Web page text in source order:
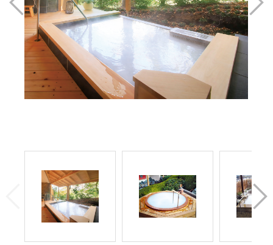
Previous Next
Previous